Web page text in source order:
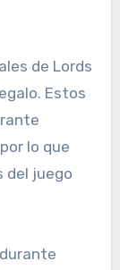
de Lords
Estos
lo que
del juego